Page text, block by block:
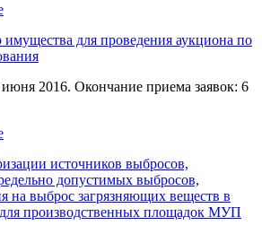
для проведения аукциона по
2016. Окончание приема заявок: 6
источников выбросов,
допустимых выбросов,
на выброс загрязняющих веществ в
производственных площадок МУП